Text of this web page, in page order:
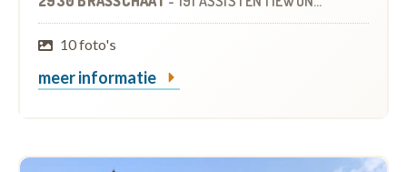
10 foto's
meer informatie